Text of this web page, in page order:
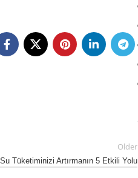
Older
Tüketiminizi Artırmanın 5 Etkili Yolu